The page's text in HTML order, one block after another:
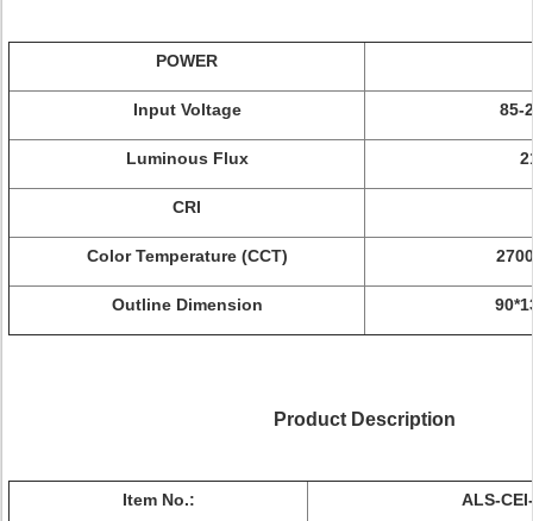
POWER
Input Voltage 85-
Luminous Flux
CRI
Color Temperature (CCT)
Outline Dimension
Product Description
Item No.: ALS-